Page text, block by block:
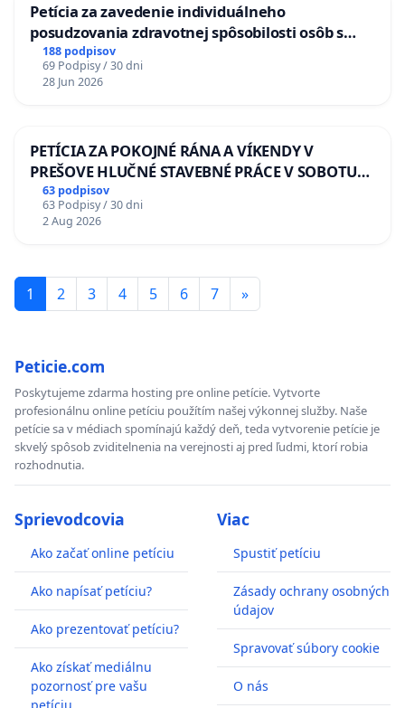
Petícia za zavedenie individuálneho
posudzovania zdravotnej spôsobilosti osôb s
diabetom 1. a 2. typu pri prijímaní do
Policajného zboru SR
188 podpisov
69 Podpisy / 30 dni
28 Jun 2026
PETÍCIA ZA POKOJNÉ RÁNA A VÍKENDY V
PREŠOVE HLUČNÉ STAVEBNÉ PRÁCE V SOBOTU
LEN OD 9.00 DO 13.00 HOD., CEZ PRACOVNÝ
TÝŽDEŇ CIEĽ 8.00 – 18.00 HOD. A PRAVIDELNÁ
KONTROLA STAVBY C-AREA NA
63 podpisov
63 Podpisy / 30 dni
2 Aug 2026
1 2 3 4 5 6 7 »
Peticie.com
Poskytujeme zdarma hosting pre online petície. Vytvorte
profesionálnu online petíciu použítím našej výkonnej služby. Naše
petície sa v médiach spomínajú každý deň, teda vytvorenie petície je
skvelý spôsob zviditelnenia na verejnosti aj pred ľudmi, ktorí robia
rozhodnutia.
Sprievodcovia
Ako začať online petíciu
Ako napísať petíciu?
Ako prezentovať petíciu?
Ako získať mediálnu
pozornosť pre vašu
Viac
Spustiť petíciu
Zásady ochrany osobných
údajov
Spravovať súbory cookie
O nás